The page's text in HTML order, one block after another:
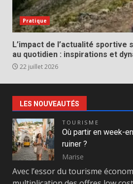
Pratique
L’impact de l’actualité
au quotidien : inspirations et
22 juillet 2026
LES NOUVEAUTÉS
TOURISME
Où partir en week-
ruiner ?
Marise
Avec l’essor du tourisme